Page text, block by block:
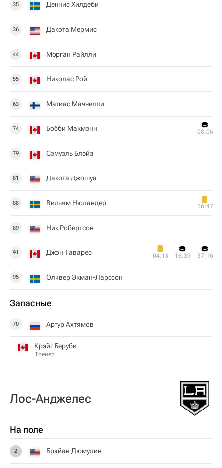
35 Деннис Хилдеби
36 Дакота Мермис
44 Морган Райлли
55 Николас Рой
63 Матиас Маччелли
74 Бобби Макмэнн 08:06
79 Сэмуэль Блэйз
81 Дакота Джошуа
88 Вильям Нюландер 16:47
89 Ник Робертсон
91 Джон Таварес 04:18 16:39 37:16
95 Оливер Экман-Ларссон
Запасные
70 Артур Ахтямов
Крэйг Беруби
Тренер
Лос-Анджелес
На поле
2 Брайан Дюмулин